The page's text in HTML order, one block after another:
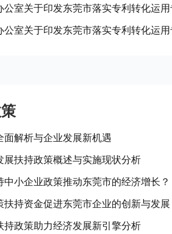
公室关于印发东莞市落实专利转化运
公室关于印发东莞市落实专利转化运
面解析与企业发展新机遇
展扶持政策概述与实施现状分析
小企业政策推动东莞市的经济增长？
扶持资金促进东莞市企业的创新与发
持政策助力经济发展新引擎分析